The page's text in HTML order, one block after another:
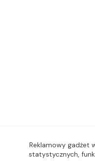
Reklamowy gadżet
statystycznych,